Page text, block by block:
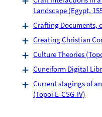
Landscape (Egypt,
Crafting Documents,
Creating Christian
Culture Theories
Cuneiform Digital
Current stagings of
(Topoi E-CSG-IV)